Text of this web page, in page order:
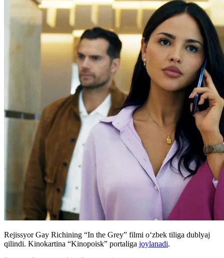
Rejissyor Gay Richining “In the Grey” filmi oʻzbek tiliga dublyaj
qilindi. Kinokartina “Kinopoisk” portaliga joylanadi.